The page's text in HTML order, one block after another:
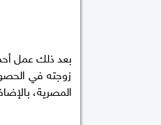
بعد ذلك عمل
زوجته في
المصرية،